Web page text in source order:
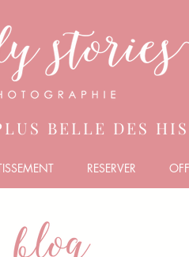
BELLE DES
RESERVER